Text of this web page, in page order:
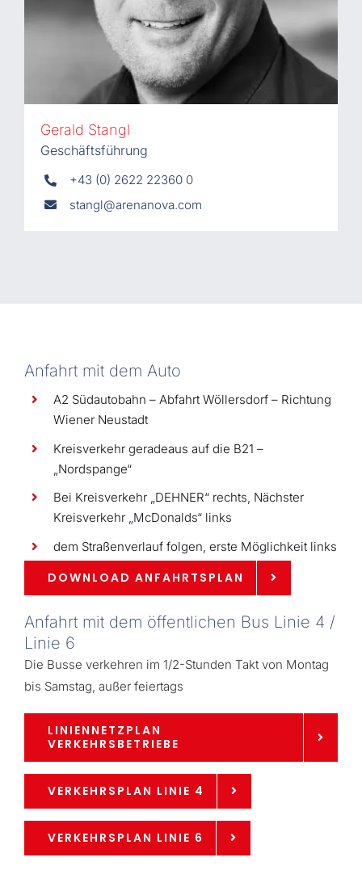
Gerald Stangl
Geschäftsführung
+43 (0) 2622 22360 0
stangl@arenanova.com
Anfahrt mit dem Auto
A2 Südautobahn – Abfahrt Wöllersdorf – Richtung
Wiener Neustadt
Kreisverkehr geradeaus auf die B21 –
„Nordspange“
Bei Kreisverkehr „DEHNER“ rechts, Nächster
Kreisverkehr „McDonalds“ links
dem Straßenverlauf folgen, erste Möglichkeit links
DOWNLOAD ANFAHRTSPLAN
Anfahrt mit dem öffentlichen Bus Linie 4 /
Linie 6
Die Busse verkehren im 1/2-Stunden Takt von Montag
bis Samstag, außer feiertags
LINIENNETZPLAN
VERKEHRSBETRIEBE
VERKEHRSPLAN LINIE 4
VERKEHRSPLAN LINIE 6